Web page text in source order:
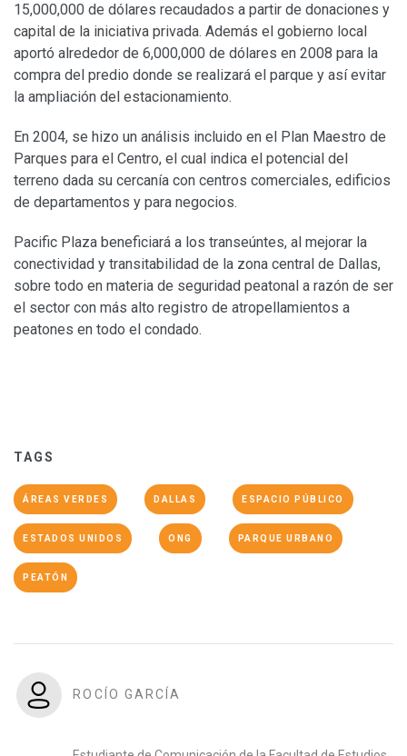
15,000,000 de dólares recaudados a partir de donaciones y
capital de la iniciativa privada. Además el gobierno local
aportó alrededor de 6,000,000 de dólares en 2008 para la
compra del predio donde se realizará el parque y así evitar
la ampliación del estacionamiento.
En 2004, se hizo un análisis incluido en el Plan Maestro de
Parques para el Centro, el cual indica el potencial del
terreno dada su cercanía con centros comerciales, edificios
de departamentos y para negocios.
Pacific Plaza beneficiará a los transeúntes, al mejorar la
conectividad y transitabilidad de la zona central de Dallas,
sobre todo en materia de seguridad peatonal a razón de ser
el sector con más alto registro de atropellamientos a
peatones en todo el condado.
TAGS
ÁREAS VERDES DALLAS ESPACIO PÚBLICO
ESTADOS UNIDOS ONG PARQUE URBANO
PEATÓN
ROCÍO GARCÍA